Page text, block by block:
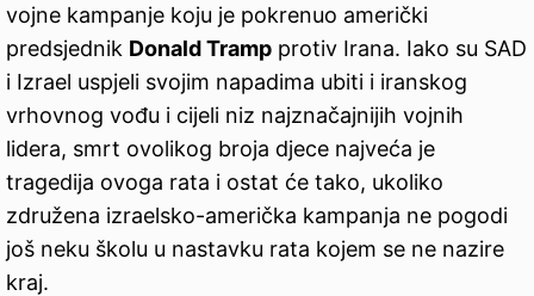
vojne kampanje koju je pokrenuo američki
predsjednik Donald Tramp protiv Irana. Iako su SAD
i Izrael uspjeli svojim napadima ubiti i iranskog
vrhovnog vođu i cijeli niz najznačajnijih vojnih
lidera, smrt ovolikog broja djece najveća je
tragedija ovoga rata i ostat će tako, ukoliko
združena izraelsko-američka kampanja ne pogodi
još neku školu u nastavku rata kojem se ne nazire
kraj.